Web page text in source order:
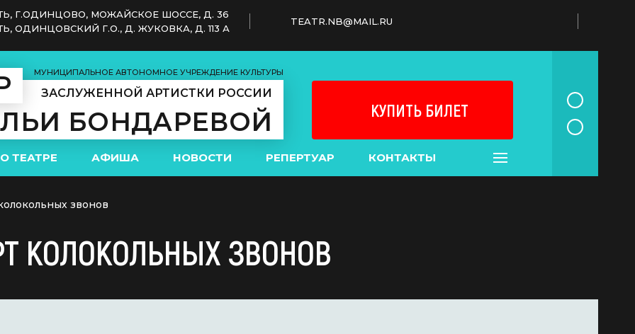
Г.ОДИНЦОВО, МОЖАЙСКОЕ ШОССЕ, Д. 36
ОДИНЦОВСКИЙ Г.О., Д. ЖУКОВКА, Д. 113 А
TEATR.NB@MAIL.RU
БОНДАРЕВОЙ
МУНИЦИПАЛЬНОЕ АВТОНОМНОЕ УЧРЕЖДЕНИЕ КУЛЬТУРЫ
ЗАСЛУЖЕННОЙ АРТИСТКИ РОССИИ
КУПИТЬ БИЛЕТ
О ТЕАТРЕ АФИША НОВОСТИ РЕПЕРТУАР КОНТАКТЫ
звонов
КОЛОКОЛЬНЫХ ЗВОНОВ